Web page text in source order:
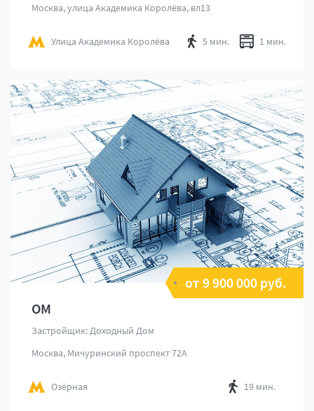
Москва, улица Академика Королёва, вл13
Улица Академика Королёва 5 мин. 1 мин.
от 9 900 000 руб.
ОМ
Застройщик: Доходный Дом
Москва, Мичуринский проспект 72А
Озёрная 19 мин.